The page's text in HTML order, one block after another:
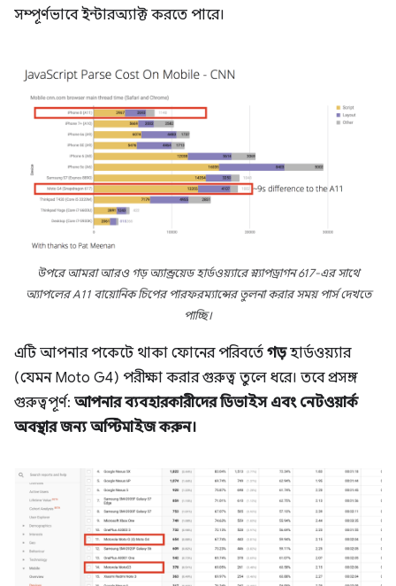
সম্পূর্ণভাবে ইন্টারঅ্যাক্ট করতে পারে।
উপরে আমরা আরও গড় অ্যান্ড্রয়েড হার্ডওয়্যারে স্ন্যাপড্রাগন 617-এর সাথে
অ্যাপলের A11 বায়োনিক চিপের পারফরম্যান্সের তুলনা করার সময় পার্স দেখতে
পাচ্ছি।
এটি আপনার পকেটে থাকা ফোনের পরিবর্তে গড়হার্ডওয়্যার
(যেমন Moto G4) পরীক্ষা করার গুরুত্ব তুলে ধরে। তবে প্রসঙ্গ
গুরুত্বপূর্ণ: আপনার ব্যবহারকারীদের ডিভাইস এবং নেটওয়ার্ক
অবস্থার জন্য অপ্টিমাইজ করুন।